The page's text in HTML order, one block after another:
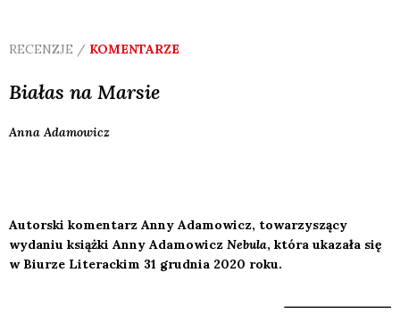
RECENZJE / KOMENTARZE
Białas na Marsie
Anna Adamowicz
Autorski komentarz Anny Adamowicz, towarzyszący
wydaniu książki Anny Adamowicz Nebula, która ukazała się
w Biurze Literackim 31 grudnia 2020 roku.